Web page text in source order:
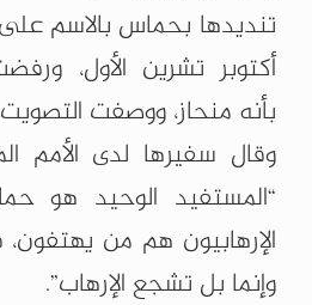
تنديدها بحماس بالاسم
أكتوبر تشرين الأول،
بأنه منحاز، ووصفت
وقال سفيرها لدى الأمم
“المستفيد الوحيد هو
الإرهابيون هم من يهتفون،
وإنما بل تشجع الإرهاب”.